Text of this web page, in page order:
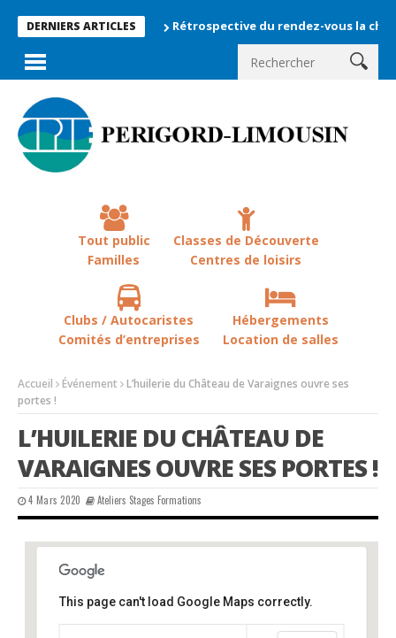
DERNIERS ARTICLESRétrospective du rendez-vous la chevêche
Tout public
Familles
Classes de Découverte
Centres de loisirs
Clubs / Autocaristes
Comités d’entreprises
Hébergements
Location de salles
Accueil Événement
L’huilerie du Château de Varaignes ouvre ses
portes !
L’HUILERIE DU CHÂTEAU DE
VARAIGNES OUVRE SES PORTES !
4 Mars 2020 Ateliers Stages Formations
This page can't load Google Maps correctly.